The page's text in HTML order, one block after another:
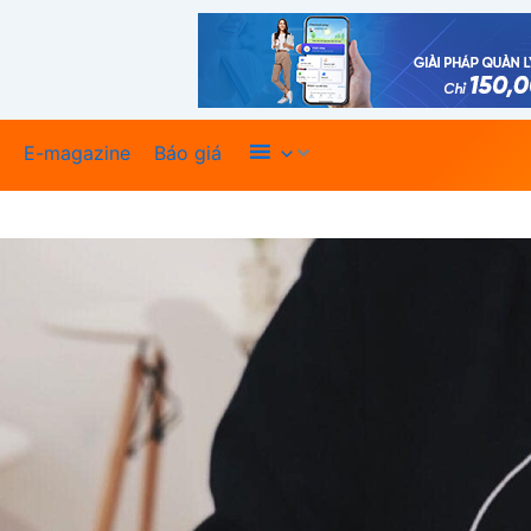
E-magazine Báo giá Xem thêm